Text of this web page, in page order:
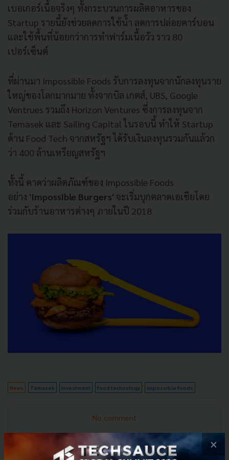
เบอเกอร์เนื้อจริงๆ ทั้งกระบวนการผลิตอาหารของ
Startup รายนี้ยังช่วยลดการใช้น้ำ ลดการปล่อยคาร์บอน
และใช้พื้นที่น้อยกว่าการทำฟาร์มเนื้อวัว ราว 80
เปอร์เซ็นต์
ที่ผ่านมา Impossible Foods รับการลงทุนจากนักลงทุนราย
ใหญ่ของโลกมากมาย ทั้งจากบิล เกตส์, UBS, Google
Ventrues รวมถึง Horizon Ventures ซึ่งการลงทุนจาก
Temasek และ Sailing Capitalในรอบนี้ ทำให้ Startup
ด้าน Food Tech จากสหรัฐฯ ได้รับเงินลงทุนรวมกันแล้วก
ว่า 400 ล้านเหรียญสหรัฐฯ
ทั้งนี้ คาดว่าผลิตภัณฑ์ของ Impossible Foods
อย่าง 'Impossible Burgers' จะเริ่มบุกตลาดเอเชียโดย
ร่วมกับร้านอาหารต่างๆ ภายในปี 2018
News Temasek Investment food technology impossible foods
No comment
×